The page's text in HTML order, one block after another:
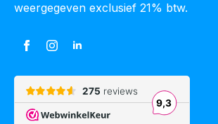
weergegeven exclusief 21% btw.